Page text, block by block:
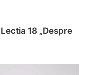
18 „Despre